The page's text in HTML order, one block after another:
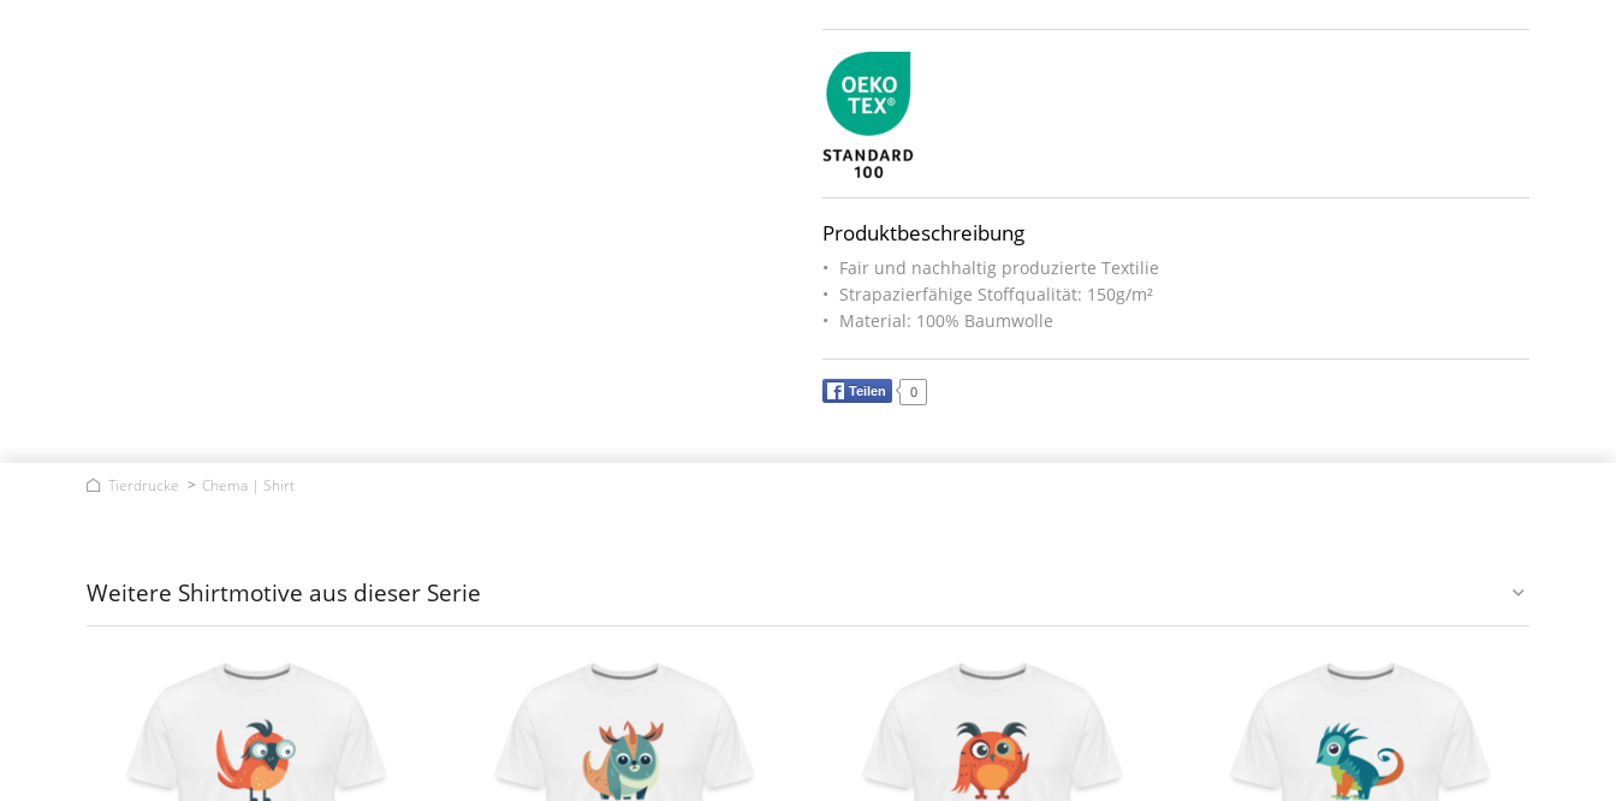
Produktbeschreibung
Fair und nachhaltig produzierte Textilie
Strapazierfähige Stoffqualität: 150g/m²
Material: 100% Baumwolle
Teilen 0
Tierdrucke Chema | Shirt
Weitere Shirtmotive aus dieser Serie